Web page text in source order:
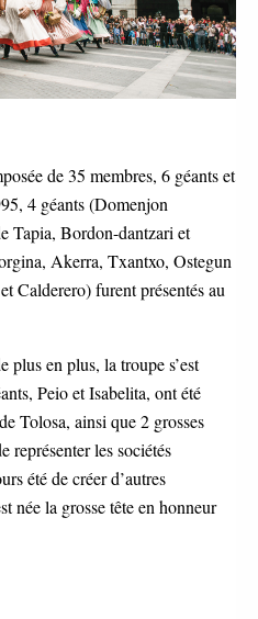
de 35 membres, 6 géants et
4 géants (Domenjon
Tapia, Bordon-dantzari et
Akerra, Txantxo, Ostegun
Calderero) furent présentés au
plus en plus, la troupe s’est
Peio et Isabelita, ont été
Tolosa, ainsi que 2 grosses
représenter les sociétés
été de créer d’autres
née la grosse tête en honneur